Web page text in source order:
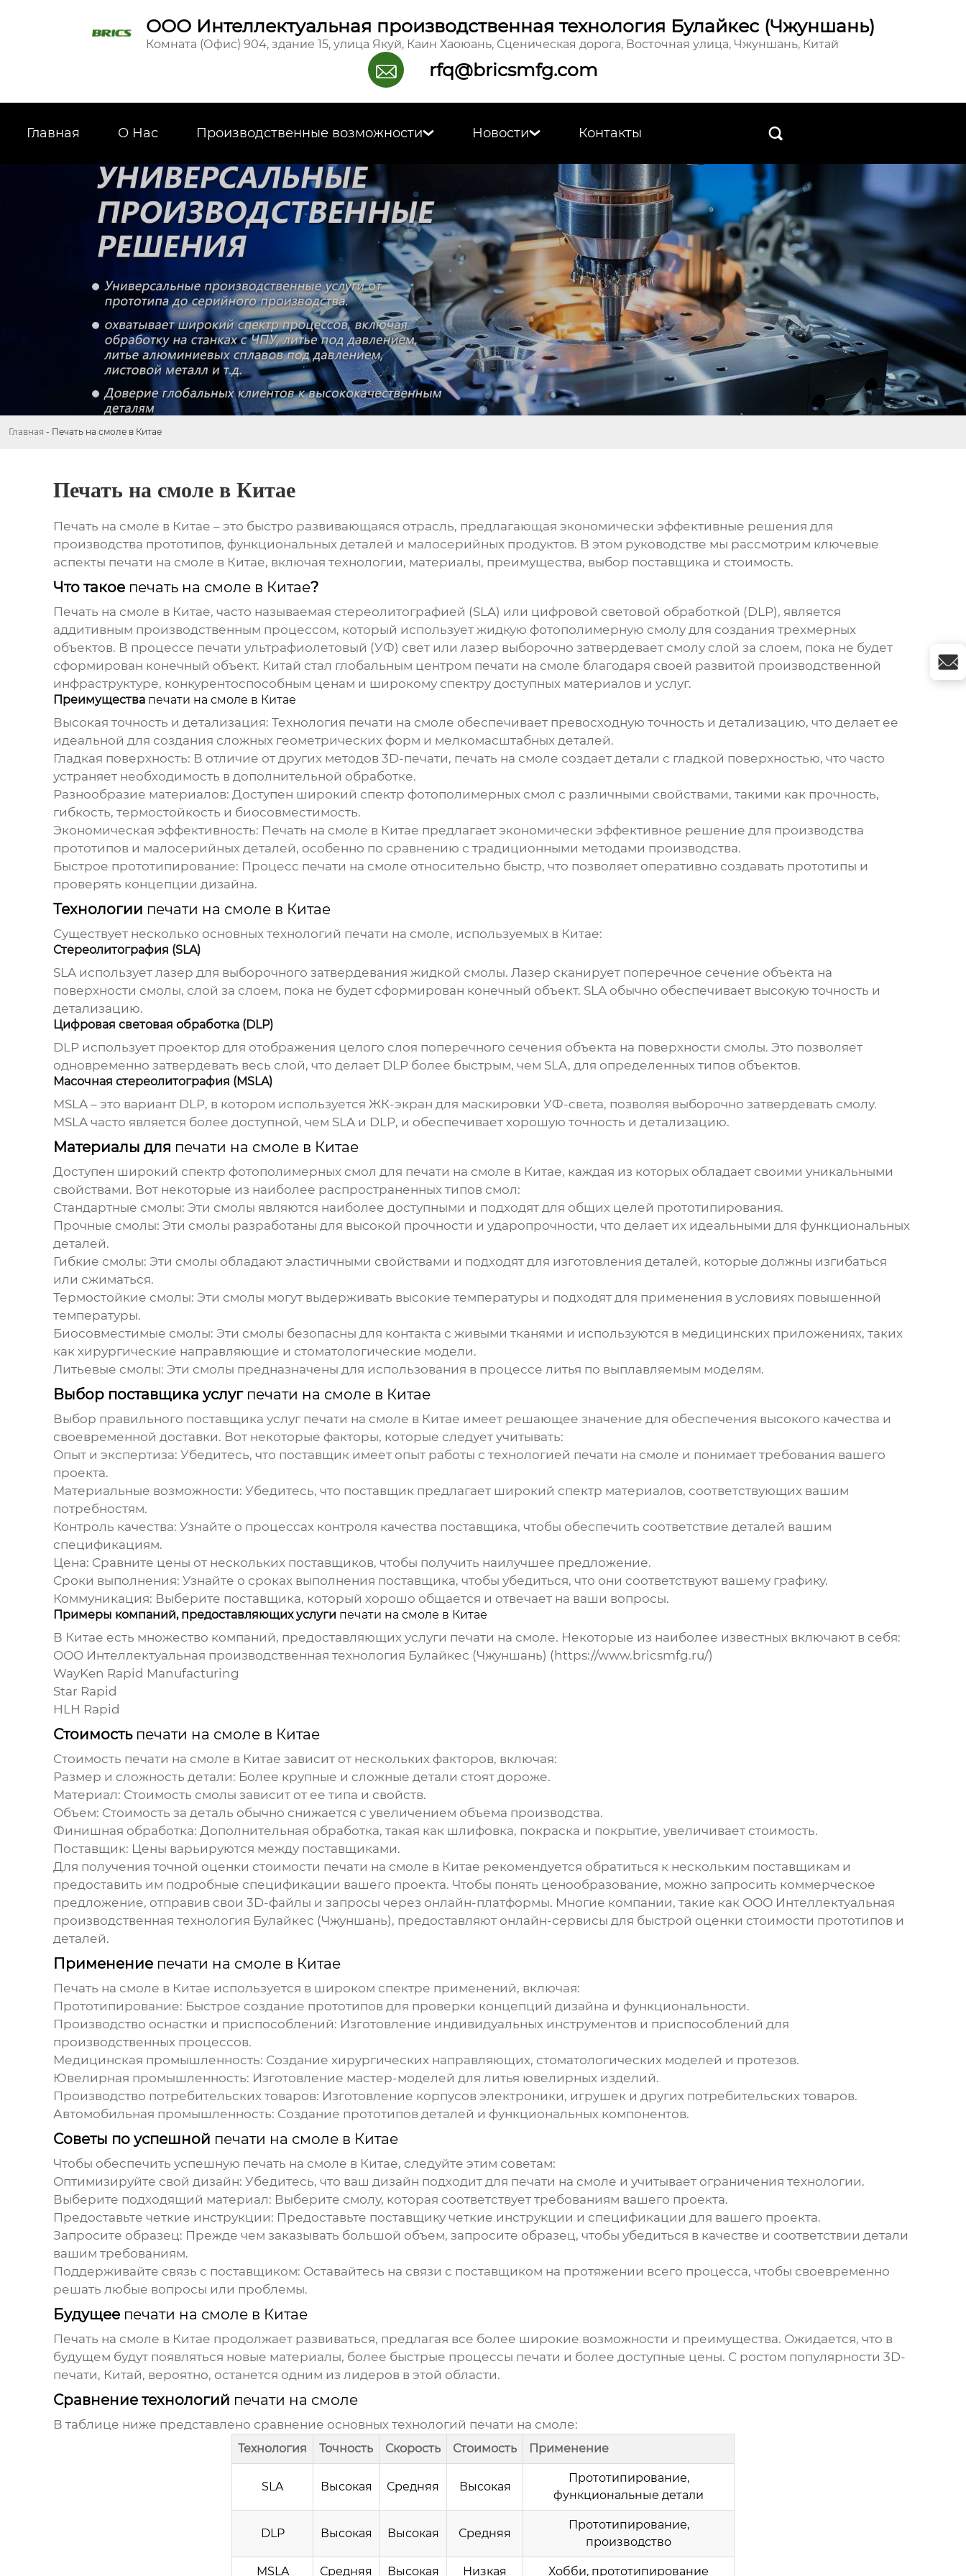
ООО Интеллектуальная производственная технология Булайкес (Чжуншань)
Комната (Офис) 904, здание 15, улица Якуй, Каин Хаоюань, Сценическая дорога, Восточная улица, Чжуншань, Китай
 rfq@bricsmfg.com
Главная О Hас Производственные возможности Новости Контакты 
Главная - Печать на смоле в Китае
Печать на смоле в Китае
Печать на смоле в Китае – это быстро развивающаяся отрасль, предлагающая экономически эффективные решения для
производства прототипов, функциональных деталей и малосерийных продуктов. В этом руководстве мы рассмотрим ключевые
аспекты печати на смоле в Китае, включая технологии, материалы, преимущества, выбор поставщика и стоимость.
Что такое печать на смоле в Китае?
Печать на смоле в Китае, часто называемая стереолитографией (SLA) или цифровой световой обработкой (DLP), является
аддитивным производственным процессом, который использует жидкую фотополимерную смолу для создания трехмерных
объектов. В процессе печати ультрафиолетовый (УФ) свет или лазер выборочно затвердевает смолу слой за слоем, пока не будет
сформирован конечный объект. Китай стал глобальным центром печати на смоле благодаря своей развитой производственной
инфраструктуре, конкурентоспособным ценам и широкому спектру доступных материалов и услуг.
Преимущества печати на смоле в Китае
Высокая точность и детализация: Технология печати на смоле обеспечивает превосходную точность и детализацию, что делает ее
идеальной для создания сложных геометрических форм и мелкомасштабных деталей.
Гладкая поверхность: В отличие от других методов 3D-печати, печать на смоле создает детали с гладкой поверхностью, что часто
устраняет необходимость в дополнительной обработке.
Разнообразие материалов: Доступен широкий спектр фотополимерных смол с различными свойствами, такими как прочность,
гибкость, термостойкость и биосовместимость.
Экономическая эффективность: Печать на смоле в Китае предлагает экономически эффективное решение для производства
прототипов и малосерийных деталей, особенно по сравнению с традиционными методами производства.
Быстрое прототипирование: Процесс печати на смоле относительно быстр, что позволяет оперативно создавать прототипы и
проверять концепции дизайна.
Технологии печати на смоле в Китае
Существует несколько основных технологий печати на смоле, используемых в Китае:
Стереолитография (SLA)
SLA использует лазер для выборочного затвердевания жидкой смолы. Лазер сканирует поперечное сечение объекта на
поверхности смолы, слой за слоем, пока не будет сформирован конечный объект. SLA обычно обеспечивает высокую точность и
детализацию.
Цифровая световая обработка (DLP)
DLP использует проектор для отображения целого слоя поперечного сечения объекта на поверхности смолы. Это позволяет
одновременно затвердевать весь слой, что делает DLP более быстрым, чем SLA, для определенных типов объектов.
Масочная стереолитография (MSLA)
MSLA – это вариант DLP, в котором используется ЖК-экран для маскировки УФ-света, позволяя выборочно затвердевать смолу.
MSLA часто является более доступной, чем SLA и DLP, и обеспечивает хорошую точность и детализацию.
Материалы для печати на смоле в Китае
Доступен широкий спектр фотополимерных смол для печати на смоле в Китае, каждая из которых обладает своими уникальными
свойствами. Вот некоторые из наиболее распространенных типов смол:
Стандартные смолы: Эти смолы являются наиболее доступными и подходят для общих целей прототипирования.
Прочные смолы: Эти смолы разработаны для высокой прочности и ударопрочности, что делает их идеальными для функциональных
деталей.
Гибкие смолы: Эти смолы обладают эластичными свойствами и подходят для изготовления деталей, которые должны изгибаться
или сжиматься.
Термостойкие смолы: Эти смолы могут выдерживать высокие температуры и подходят для применения в условиях повышенной
температуры.
Биосовместимые смолы: Эти смолы безопасны для контакта с живыми тканями и используются в медицинских приложениях, таких
как хирургические направляющие и стоматологические модели.
Литьевые смолы: Эти смолы предназначены для использования в процессе литья по выплавляемым моделям.
Выбор поставщика услуг печати на смоле в Китае
Выбор правильного поставщика услуг печати на смоле в Китае имеет решающее значение для обеспечения высокого качества и
своевременной доставки. Вот некоторые факторы, которые следует учитывать:
Опыт и экспертиза: Убедитесь, что поставщик имеет опыт работы с технологией печати на смоле и понимает требования вашего
проекта.
Материальные возможности: Убедитесь, что поставщик предлагает широкий спектр материалов, соответствующих вашим
потребностям.
Контроль качества: Узнайте о процессах контроля качества поставщика, чтобы обеспечить соответствие деталей вашим
спецификациям.
Цена: Сравните цены от нескольких поставщиков, чтобы получить наилучшее предложение.
Сроки выполнения: Узнайте о сроках выполнения поставщика, чтобы убедиться, что они соответствуют вашему графику.
Коммуникация: Выберите поставщика, который хорошо общается и отвечает на ваши вопросы.
Примеры компаний, предоставляющих услуги печати на смоле в Китае
В Китае есть множество компаний, предоставляющих услуги печати на смоле. Некоторые из наиболее известных включают в себя:
ООО Интеллектуальная производственная технология Булайкес (Чжуншань) ( https://www.bricsmfg.ru/)
WayKen Rapid Manufacturing
Star Rapid
HLH Rapid
Стоимость печати на смоле в Китае
Стоимость печати на смоле в Китае зависит от нескольких факторов, включая:
Размер и сложность детали: Более крупные и сложные детали стоят дороже.
Материал: Стоимость смолы зависит от ее типа и свойств.
Объем: Стоимость за деталь обычно снижается с увеличением объема производства.
Финишная обработка: Дополнительная обработка, такая как шлифовка, покраска и покрытие, увеличивает стоимость.
Поставщик: Цены варьируются между поставщиками.
Для получения точной оценки стоимости печати на смоле в Китае рекомендуется обратиться к нескольким поставщикам и
предоставить им подробные спецификации вашего проекта. Чтобы понять ценообразование, можно запросить коммерческое
предложение, отправив свои 3D-файлы и запросы через онлайн-платформы. Многие компании, такие как ООО Интеллектуальная
производственная технология Булайкес (Чжуншань), предоставляют онлайн-сервисы для быстрой оценки стоимости прототипов и
деталей.
Применение печати на смоле в Китае
Печать на смоле в Китае используется в широком спектре применений, включая:
Прототипирование: Быстрое создание прототипов для проверки концепций дизайна и функциональности.
Производство оснастки и приспособлений: Изготовление индивидуальных инструментов и приспособлений для
производственных процессов.
Медицинская промышленность: Создание хирургических направляющих, стоматологических моделей и протезов.
Ювелирная промышленность: Изготовление мастер-моделей для литья ювелирных изделий.
Производство потребительских товаров: Изготовление корпусов электроники, игрушек и других потребительских товаров.
Автомобильная промышленность: Создание прототипов деталей и функциональных компонентов.
Советы по успешной печати на смоле в Китае
Чтобы обеспечить успешную печать на смоле в Китае, следуйте этим советам:
Оптимизируйте свой дизайн: Убедитесь, что ваш дизайн подходит для печати на смоле и учитывает ограничения технологии.
Выберите подходящий материал: Выберите смолу, которая соответствует требованиям вашего проекта.
Предоставьте четкие инструкции: Предоставьте поставщику четкие инструкции и спецификации для вашего проекта.
Запросите образец: Прежде чем заказывать большой объем, запросите образец, чтобы убедиться в качестве и соответствии детали
вашим требованиям.
Поддерживайте связь с поставщиком: Оставайтесь на связи с поставщиком на протяжении всего процесса, чтобы своевременно
решать любые вопросы или проблемы.
Будущее печати на смоле в Китае
Печать на смоле в Китае продолжает развиваться, предлагая все более широкие возможности и преимущества. Ожидается, что в
будущем будут появляться новые материалы, более быстрые процессы печати и более доступные цены. С ростом популярности 3D-
печати, Китай, вероятно, останется одним из лидеров в этой области.
Сравнение технологий печати на смоле
В таблице ниже представлено сравнение основных технологий печати на смоле:
Технология Точность Скорость Стоимость Применение
SLA Высокая Средняя Высокая
Прототипирование,
функциональные детали
DLP Высокая Высокая Средняя
Прототипирование,
производство
MSLA Средняя Высокая Низкая Хобби, прототипирование